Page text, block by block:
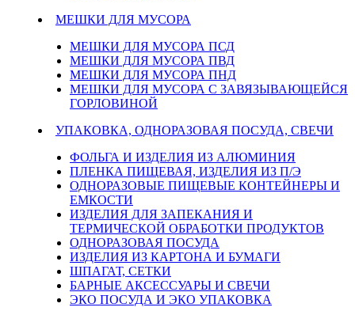
МЕШКИ ДЛЯ МУСОРА
МЕШКИ ДЛЯ МУСОРА ПСД
МЕШКИ ДЛЯ МУСОРА ПВД
МЕШКИ ДЛЯ МУСОРА ПНД
МЕШКИ ДЛЯ МУСОРА С ЗАВЯЗЫВАЮЩЕЙСЯ
ГОРЛОВИНОЙ
УПАКОВКА, ОДНОРАЗОВАЯ ПОСУДА, СВЕЧИ
ФОЛЬГА И ИЗДЕЛИЯ ИЗ АЛЮМИНИЯ
ПЛЕНКА ПИЩЕВАЯ, ИЗДЕЛИЯ ИЗ П/Э
ОДНОРАЗОВЫЕ ПИЩЕВЫЕ КОНТЕЙНЕРЫ И
ЕМКОСТИ
ИЗДЕЛИЯ ДЛЯ ЗАПЕКАНИЯ И
ТЕРМИЧЕСКОЙ ОБРАБОТКИ ПРОДУКТОВ
ОДНОРАЗОВАЯ ПОСУДА
ИЗДЕЛИЯ ИЗ КАРТОНА И БУМАГИ
ШПАГАТ, СЕТКИ
БАРНЫЕ АКСЕССУАРЫ И СВЕЧИ
ЭКО ПОСУДА И ЭКО УПАКОВКА